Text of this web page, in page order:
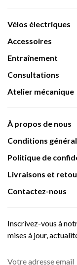
Vélos électriques
Accessoires
Entraînement
Consultations
Atelier mécanique
À propos de nous
Conditions
Politique de
Livraisons et
Contactez-nous
Inscrivez-vous à
mises à jour,